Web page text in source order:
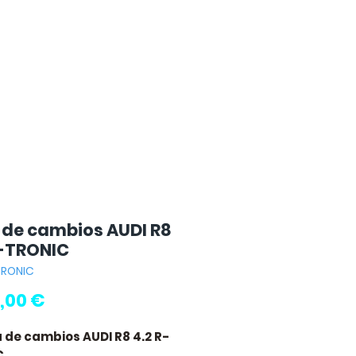
cambios AUDI R8
€
de cambios AUDI R8 4.2 R-